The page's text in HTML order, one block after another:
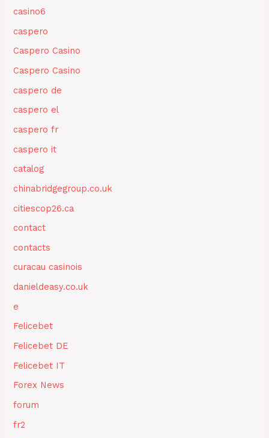
casino6
caspero
Caspero Casino
Caspero Casino
caspero de
caspero el
caspero fr
caspero it
catalog
chinabridgegroup.co.uk
citiescop26.ca
contact
contacts
curacau casinois
danieldeasy.co.uk
e
Felicebet
Felicebet DE
Felicebet IT
Forex News
forum
fr2